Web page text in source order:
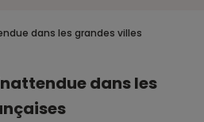
dans les grandes villes
dans les